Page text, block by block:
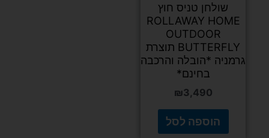
שולחן טניס חוץ
ROLLAWAY HOME
OUTDOOR
BUTTERFLY תוצרת
גרמניה *הובלה והרכבה
בחינם*
₪3,490
הוספה לסל